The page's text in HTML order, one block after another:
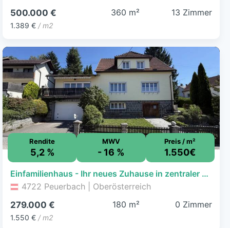
500.000 €
1.389 € / m2
360 m² 13 Zimmer
Rendite
5,2 %
MWV
- 16 %
Preis / m²
1.550€
Einfamilienhaus - Ihr neues Zuhause in zentraler Lage
4722 Peuerbach | Oberösterreich
279.000 €
1.550 € / m2
180 m² 0 Zimmer